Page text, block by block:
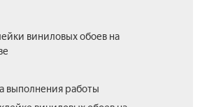
виниловых обоев на
выполнения работы